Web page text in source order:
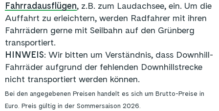
Fahrradausflügen, z.B. zum Laudachsee, ein. Um die
Auffahrt zu erleichtern, werden Radfahrer mit ihren
Fahrrädern gerne mit Seilbahn auf den Grünberg
transportiert.
HINWEIS: Wir bitten um Verständnis, dass Downhill-
Fahrräder aufgrund der fehlenden Downhillstrecke
nicht transportiert werden können.
Bei den angegebenen Preisen handelt es sich um Brutto-Preise in
Euro. Preis gültig in der Sommersaison 2026.